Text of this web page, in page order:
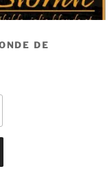
DE